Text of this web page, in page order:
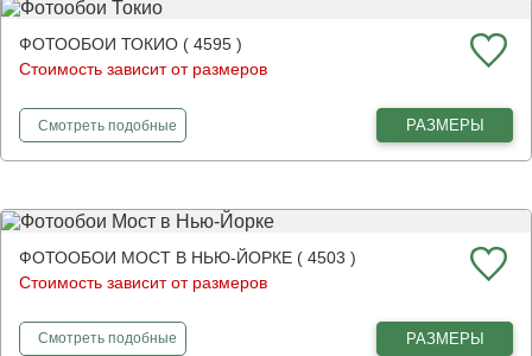
ФОТООБОИ ТОКИО ( 4595 )
Стоимость зависит от размеров
Смотретьфотообои
подобные РАЗМЕРЫ
ФОТООБОИ МОСТ В НЬЮ-ЙОРКЕ ( 4503 )
Стоимость зависит от размеров
Смотретьфотообои
подобные РАЗМЕРЫ